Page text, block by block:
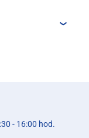
- 16:00 hod.